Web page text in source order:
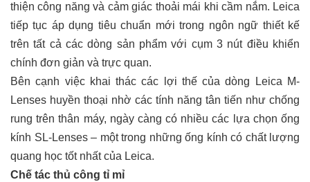
thiện công năng và cảm giác thoải mái khi cầm nắm. Leica
tiếp tục áp dụng tiêu chuẩn mới trong ngôn ngữ thiết kế
trên tất cả các dòng sản phẩm với cụm 3 nút điều khiển
chính đơn giản và trực quan.
Bên cạnh việc khai thác các lợi thế của dòng Leica M-
Lenses huyền thoại nhờ các tính năng tân tiến như chống
rung trên thân máy, ngày càng có nhiều các lựa chọn ống
kính SL-Lenses – một trong những ống kính có chất lượng
quang học tốt nhất của Leica.
Chế tác thủ công tỉ mỉ